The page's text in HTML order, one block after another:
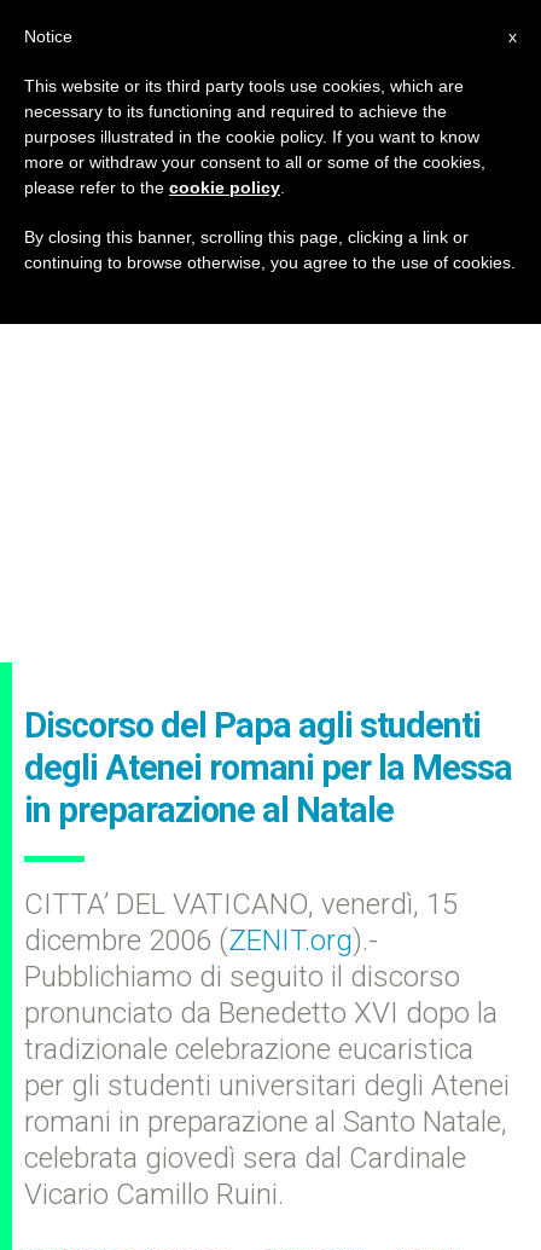
Discorso del Papa agli studenti
degli Atenei romani per la Messa
in preparazione al Natale
CITTA’ DEL VATICANO, venerdì, 15
dicembre 2006 (ZENIT.org).-
Pubblichiamo di seguito il discorso
pronunciato da Benedetto XVI dopo la
tradizionale celebrazione eucaristica
per gli studenti universitari degli Atenei
romani in preparazione al Santo Natale,
celebrata giovedì sera dal Cardinale
Vicario Camillo Ruini.
x
Notice
This website or its third party tools use cookies, which are
necessary to its functioning and required to achieve the
purposes illustrated in the cookie policy. If you want to know
more or withdraw your consent to all or some of the cookies,
please refer to the cookie policy
By closing this banner, scrolling this page, clicking a link or
continuing to browse otherwise, you agree to the use of cookies.